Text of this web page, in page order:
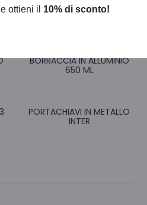
BORRACCIA IN ALLUMINIO
650 ML
PORTACHIAVI IN METALLO
INTER
e ottieni il 10% di sconto!